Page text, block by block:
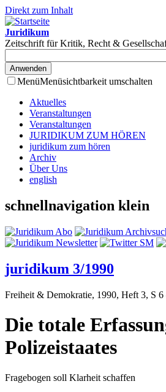
Direkt zum Inhalt
Juridikum
Zeitschrift für Kritik, Recht &
MenüMenüsichtbarkeit umschalten
Aktuelles
Veranstaltungen
Veranstaltungen
JURIDIKUM ZUM HÖREN
juridikum zum hören
Archiv
Über Uns
english
schnellnavigation klein
juridikum 3/1990
Freiheit & Demokratie, 1990, Heft 3, S 6
Die totale
Polizeistaates
Fragebogen soll Klarheit schaffen